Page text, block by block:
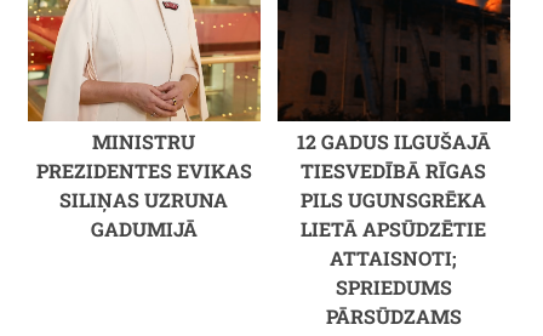
MINISTRU
PREZIDENTES EVIKAS
SILIŅAS UZRUNA
GADUMIJĀ
12 GADUS ILGUŠAJĀ
TIESVEDĪBĀ RĪGAS
PILS UGUNSGRĒKA
LIETĀ APSŪDZĒTIE
ATTAISNOTI;
SPRIEDUMS
PĀRSŪDZAMS